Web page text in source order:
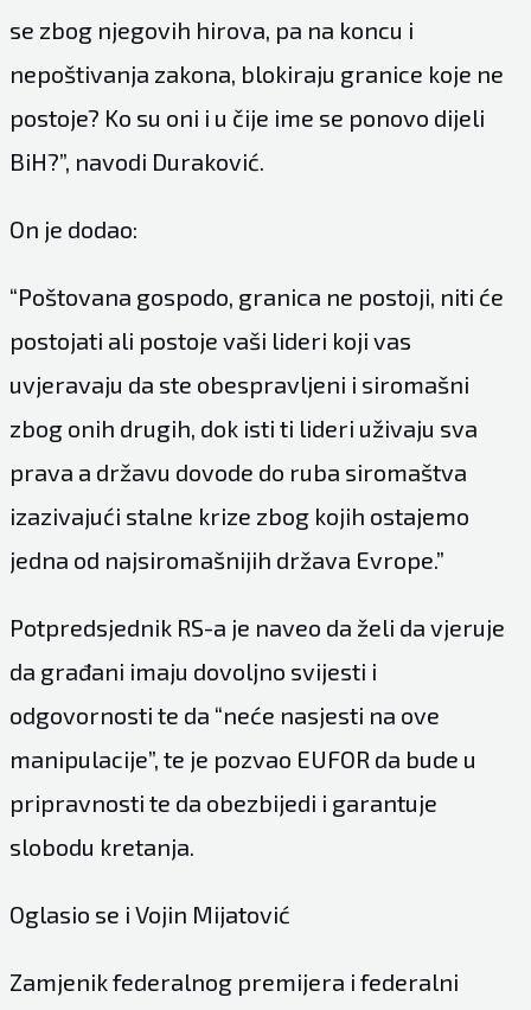
se zbog njegovih hirova, pa na koncu i
nepoštivanja zakona, blokiraju granice koje ne
postoje? Ko su oni i u čije ime se ponovo dijeli
BiH?”, navodi Duraković.
On je dodao:
“Poštovana gospodo, granica ne postoji, niti će
postojati ali postoje vaši lideri koji vas
uvjeravaju da ste obespravljeni i siromašni
zbog onih drugih, dok isti ti lideri uživaju sva
prava a državu dovode do ruba siromaštva
izazivajući stalne krize zbog kojih ostajemo
jedna od najsiromašnijih država Evrope.”
Potpredsjednik RS-a je naveo da želi da vjeruje
da građani imaju dovoljno svijesti i
odgovornosti te da “neće nasjesti na ove
manipulacije”, te je pozvao EUFOR da bude u
pripravnosti te da obezbijedi i garantuje
slobodu kretanja.
Oglasio se i Vojin Mijatović
Zamjenik federalnog premijera i federalni